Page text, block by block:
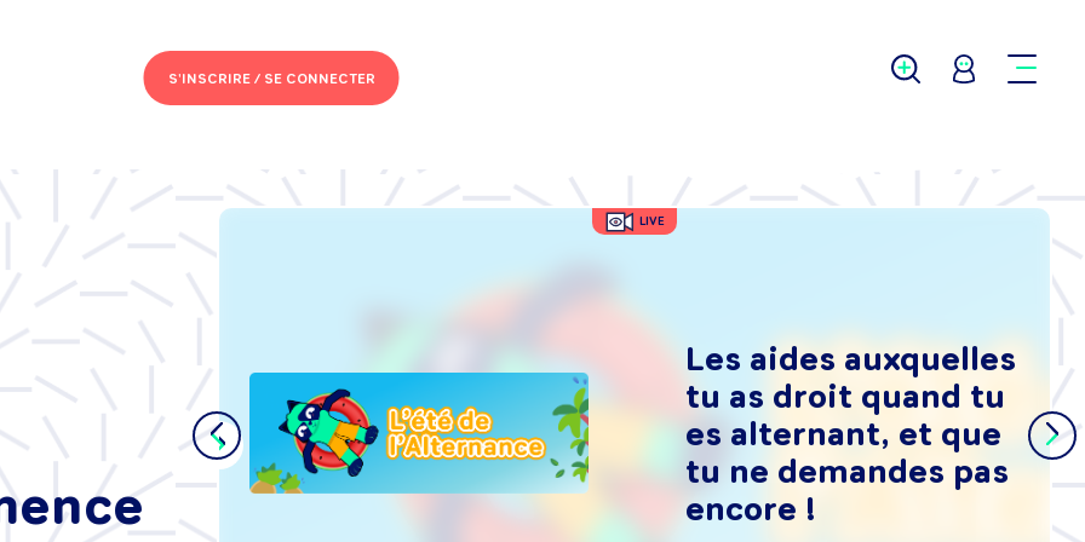
S'INSCRIRE /SE CONNECTER
LIVE
Les aides auxquelles
tu as droit quand tu
es alternant, et que
tu ne demandes pas
encore !